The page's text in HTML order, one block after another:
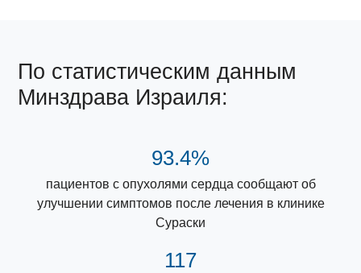
По статистическим данным
Минздрава Израиля:
93.4%
пациентов с опухолями сердца сообщают об
улучшении симптомов после лечения в клинике
Сураски
117